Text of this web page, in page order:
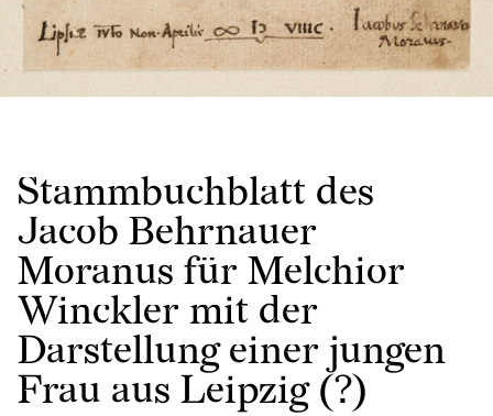
Stammbuchblatt des
Jacob Behrnauer
Moranus für Melchior
Winckler mit der
Darstellung einer jungen
Frau aus Leipzig (?)